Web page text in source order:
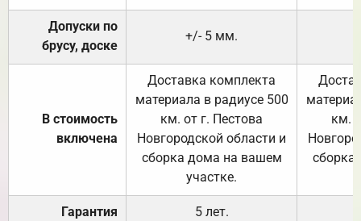
Допуски по
брусу, доске
+/- 5 мм.
В стоимость
включена
Доставка комплекта
материала в радиусе 500
км. от г. Пестова
Новгородской области и
сборка дома на вашем
участке.
км.
Гарантия 5 лет.